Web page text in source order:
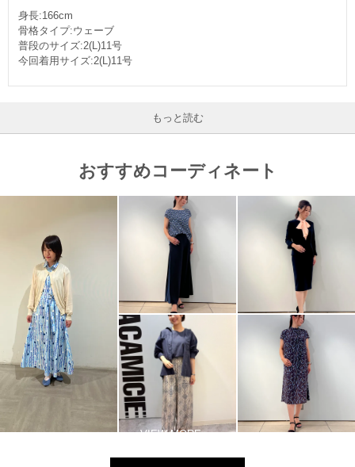
身長:166cm
骨格タイプ:ウェーブ
普段のサイズ:2(L)11号
今回着用サイズ:2(L)11号
もっと読む
おすすめコーディネート